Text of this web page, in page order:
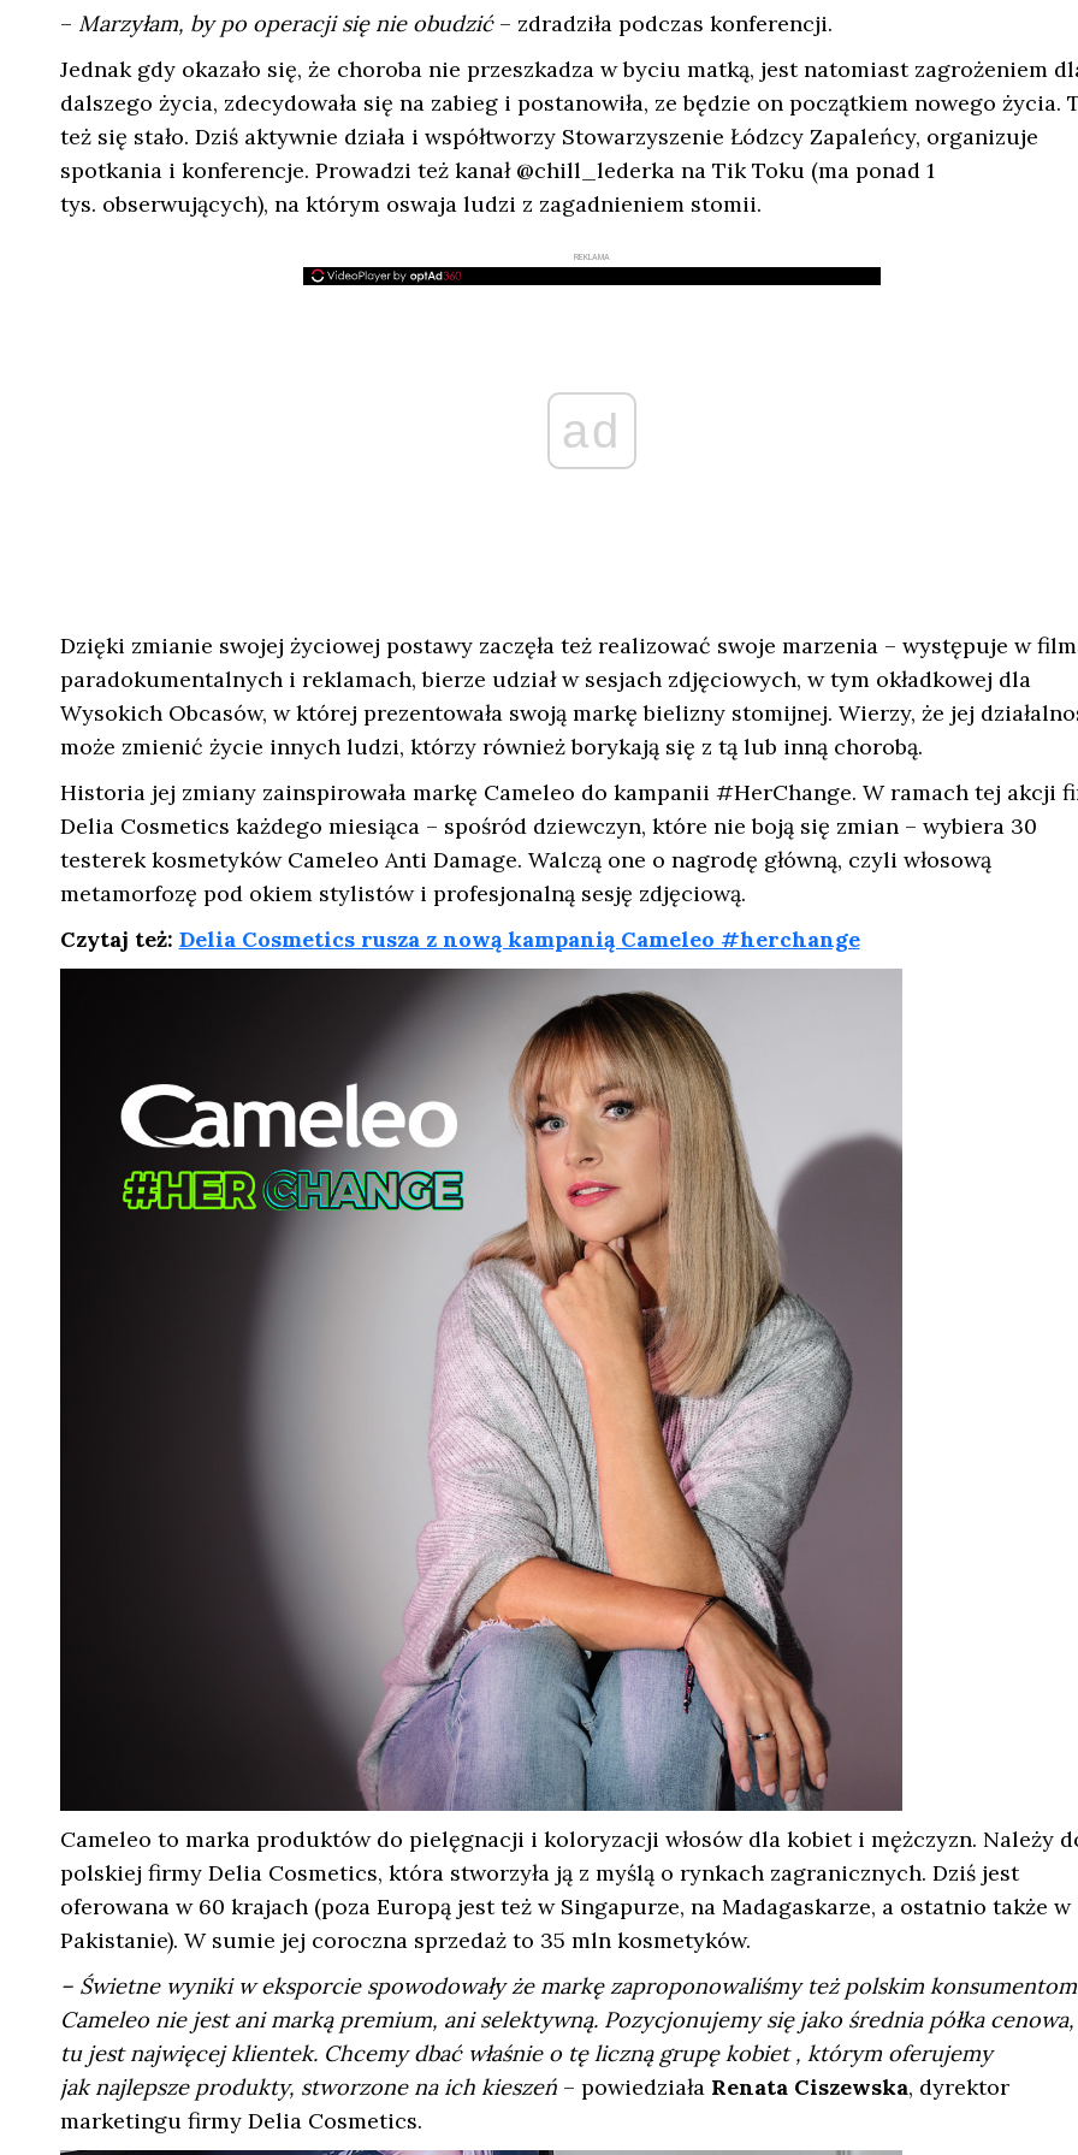
– Marzyłam, by po operacji się nie obudzić– zdradziła podczas konferencji.
Jednak gdy okazało się, że choroba nie przeszkadza w byciu matką, jest natomiast zagrożeniem
dalszego życia, zdecydowała się na zabieg i postanowiła, ze będzie on początkiem nowego życia.
też się stało. Dziś aktywnie działa i współtworzy Stowarzyszenie Łódzcy Zapaleńcy, organizuje
spotkania i konferencje. Prowadzi też kanał @chill_lederka na Tik Toku (ma ponad 1
tys. obserwujących), na którym oswaja ludzi z zagadnieniem stomii.
REKLAMA
ad
Dzięki zmianie swojej życiowej postawy zaczęła też realizować swoje marzenia – występuje w
paradokumentalnych i reklamach, bierze udział w sesjach zdjęciowych, w tym okładkowej dla
Wysokich Obcasów, w której prezentowała swoją markę bielizny stomijnej. Wierzy, że jej
może zmienić życie innych ludzi, którzy również borykają się z tą lub inną chorobą.
Historia jej zmiany zainspirowała markę Cameleo do kampanii #HerChange. W ramach tej akcji
Delia Cosmetics każdego miesiąca – spośród dziewczyn, które nie boją się zmian – wybiera 30
testerek kosmetyków Cameleo Anti Damage. Walczą one o nagrodę główną, czyli włosową
metamorfozę pod okiem stylistów i profesjonalną sesję zdjęciową.
Czytaj też: Delia Cosmetics rusza z nową kampanią Cameleo #herchange
Cameleo to marka produktów do pielęgnacji i koloryzacji włosów dla kobiet i mężczyzn. Należy
polskiej firmy Delia Cosmetics, która stworzyła ją z myślą o rynkach zagranicznych. Dziś jest
oferowana w 60 krajach (poza Europą jest też w Singapurze, na Madagaskarze, a ostatnio także w
Pakistanie). W sumie jej coroczna sprzedaż to 35 mln kosmetyków.
– Świetne wyniki w eksporcie spowodowały że markę zaproponowaliśmy też polskim
Cameleo nie jest ani marką premium, ani selektywną. Pozycjonujemy się jako średnia półka
tu jest najwięcej klientek. Chcemy dbać właśnie o tę liczną grupę kobiet , którym oferujemy
jak najlepsze produkty, stworzone na ich kieszeń – powiedziała Renata Ciszewska, dyrektor
marketingu firmy Delia Cosmetics.